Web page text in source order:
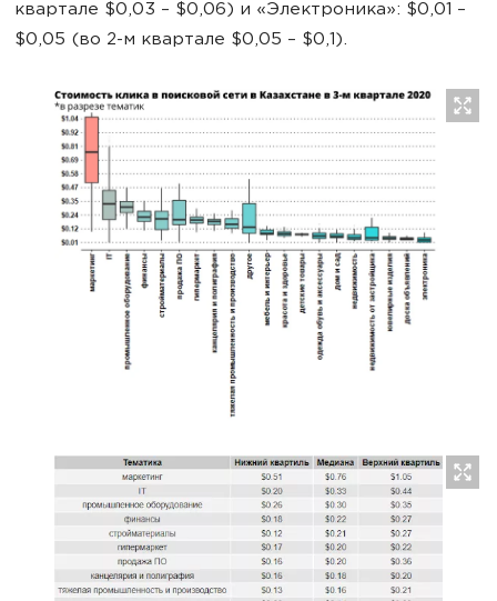
квартале $0,03 – $0,06) и «Электроника»: $0,01 –
$0,05 (во 2-м квартале $0,05 – $0,1).